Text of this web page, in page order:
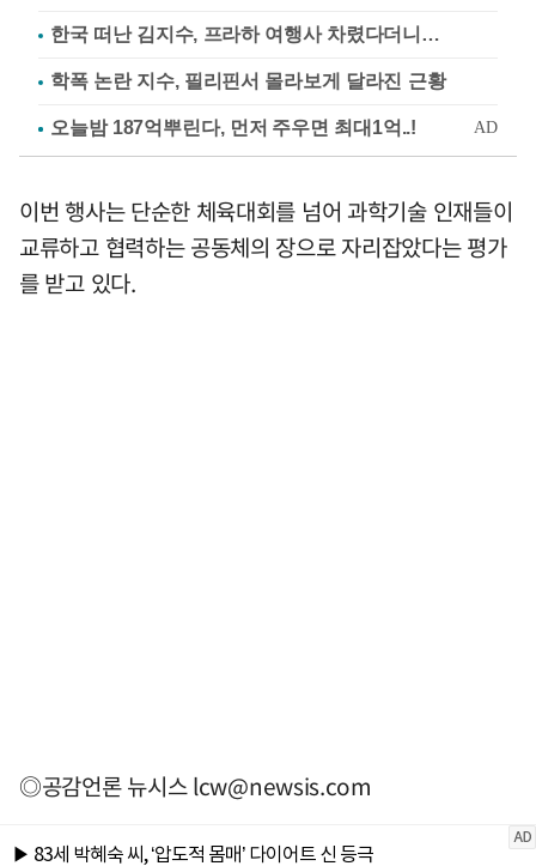
한국 떠난 김지수, 프라하 여행사 차렸다더니…
학폭 논란 지수, 필리핀서 몰라보게 달라진 근황
이번 행사는 단순한 체육대회를 넘어 과학기술 인재들이
교류하고 협력하는 공동체의 장으로 자리잡았다는 평가
를 받고 있다.
◎공감언론 뉴시스lcw@newsis.com